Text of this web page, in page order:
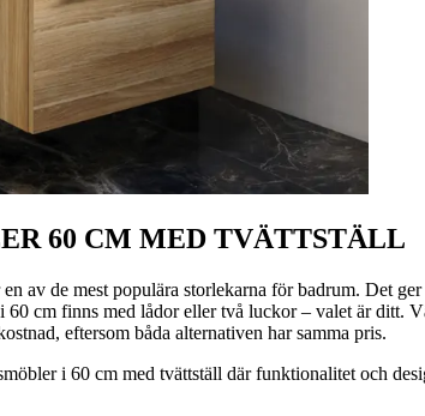
60 CM MED TVÄTTSTÄLL
av de mest populära storlekarna för badrum. Det
60 cm finns med lådor eller två luckor – valet är ditt.
eftersom båda alternativen har samma pris.
i 60 cm med tvättställ där funktionalitet och